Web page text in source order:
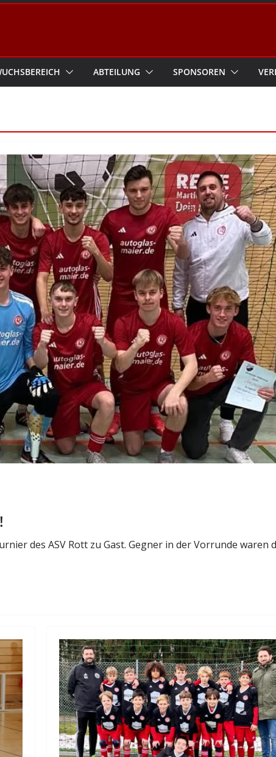
ABTEILUNG SPONSOREN
des ASV Rott zu Gast. Gegner in der Vorrunde waren